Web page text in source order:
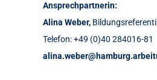
Ansprechpartnerin:
Alina Weber,
Telefon: +49 (0)40 284016-81